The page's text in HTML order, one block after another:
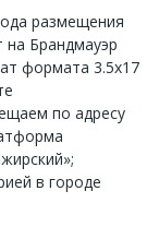
размещения
на Брандмауэр
формата 3.5x17
по адресу
в городе